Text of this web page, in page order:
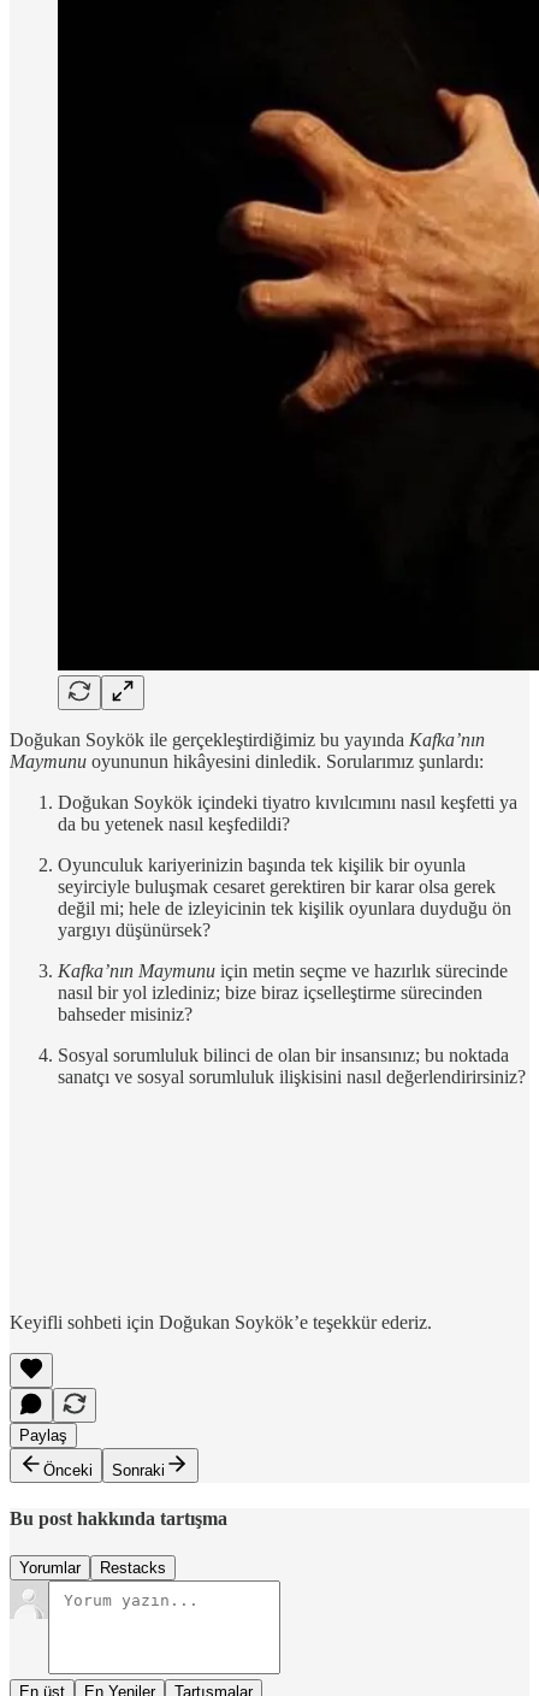
Doğukan Soykök ile gerçekleştirdiğimiz bu yayında Kafka’nın
Maymunu oyununun hikâyesini dinledik. Sorularımız şunlardı:
Doğukan Soykök içindeki tiyatro kıvılcımını nasıl keşfetti ya
da bu yetenek nasıl keşfedildi?
Oyunculuk kariyerinizin başında tek kişilik bir oyunla
seyirciyle buluşmak cesaret gerektiren bir karar olsa gerek
değil mi; hele de izleyicinin tek kişilik oyunlara duyduğu ön
yargıyı düşünürsek?
Kafka’nın Maymunu için metin seçme ve hazırlık sürecinde
nasıl bir yol izlediniz; bize biraz içselleştirme sürecinden
bahseder misiniz?
Sosyal sorumluluk bilinci de olan bir insansınız; bu noktada
sanatçı ve sosyal sorumluluk ilişkisini nasıl değerlendirirsiniz?
Keyifli sohbeti için Doğukan Soykök’e teşekkür ederiz.
Paylaş
Önceki
Sonraki
Bu post hakkında tartışma
Yorumlar Restacks
En üst En Yeniler Tartışmalar